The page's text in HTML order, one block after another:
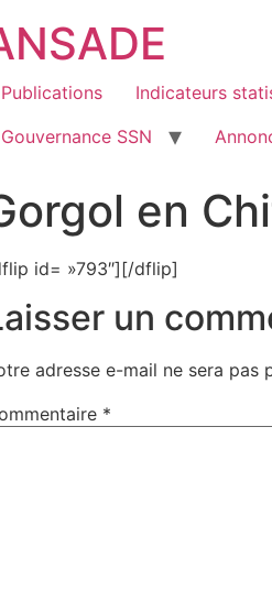
Publications Indicateurs
Gouvernance SSN
en
id= »793″][/dflip]
un
adresse e-mail ne sera pas
*